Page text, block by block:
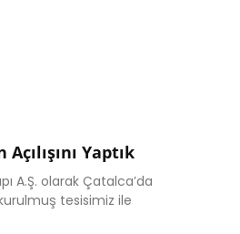
Yaptık
A.Ş. olarak Çatalca’da
tesisimiz ile